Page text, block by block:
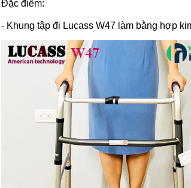
Đặc điểm:
- Khung tập đi LucassW47 làm bằng hợp